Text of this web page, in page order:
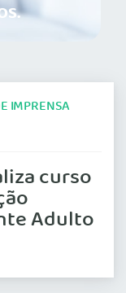
IMPRENSA
curso
Adulto